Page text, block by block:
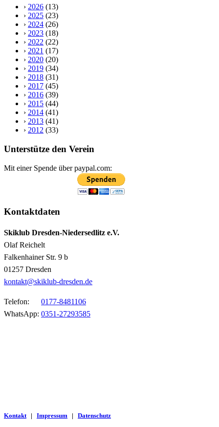
› 2026 (13)
› 2025 (23)
› 2024 (26)
› 2023 (18)
› 2022 (22)
› 2021 (17)
› 2020 (20)
› 2019 (34)
› 2018 (31)
› 2017 (45)
› 2016 (39)
› 2015 (44)
› 2014 (41)
› 2013 (41)
› 2012 (33)
Unterstütze den Verein
Mit einer Spende über paypal.com:
Kontaktdaten
Skiklub Dresden-Niedersedlitz e.V.
Olaf Reichelt
Falkenhainer Str. 9 b
01257 Dresden
kontakt@skiklub-dresden.de
Telefon: 0177-8481106
WhatsApp: 0351-27293585
Kontakt| Impressum | Datenschutz